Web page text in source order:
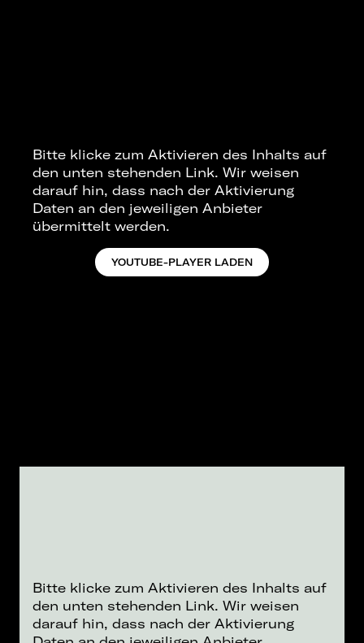
Bitte klicke zum Aktivieren des Inhalts auf
den unten stehenden Link. Wir weisen
darauf hin, dass nach der Aktivierung
Daten an den jeweiligen Anbieter
übermittelt werden.
YOUTUBE-PLAYER LADEN
Bitte klicke zum Aktivieren des Inhalts auf
den unten stehenden Link. Wir weisen
darauf hin, dass nach der Aktivierung